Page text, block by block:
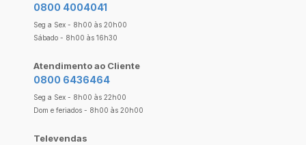
0800 4004041
Seg a Sex - 8h00 às 20h00
Sábado - 8h00 às 16h30
Atendimento ao Cliente
0800 6436464
Seg a Sex - 8h00 às 22h00
Dom e feriados - 8h00 às 20h00
Televendas